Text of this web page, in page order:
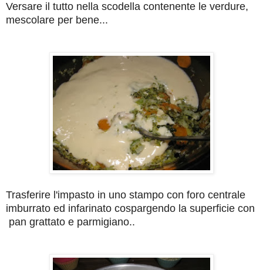
Versare il tutto nella scodella contenente le verdure,
mescolare per bene...
Trasferire l'impasto in uno stampo con foro centrale
imburrato ed infarinato cospargendo la superficie con
pan grattato e parmigiano..